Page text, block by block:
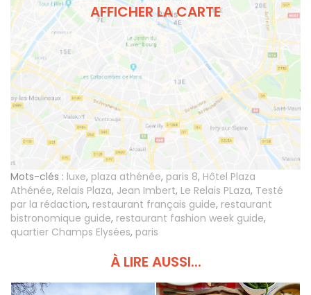
AFFICHER LA CARTE
Mots-clés : luxe, plaza athénée, paris 8, Hôtel Plaza
Athénée, Relais Plaza, Jean Imbert, Le Relais PLaza, Testé
par la rédaction, restaurant français guide, restaurant
bistronomique guide, restaurant fashion week guide,
quartier Champs Elysées, paris
À LIRE AUSSI...